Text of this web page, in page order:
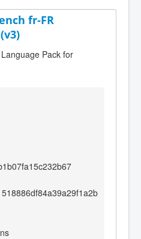
fr-FR
Pack for